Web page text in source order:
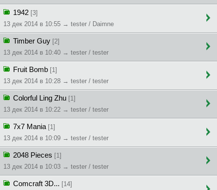
1942 [3]
13 дек 2014 в 10:55 → tester / Daimne
Timber Guy [2]
13 дек 2014 в 10:40 → tester / tester
Fruit Bomb [1]
13 дек 2014 в 10:28 → tester / tester
Colorful Ling Zhu [1]
13 дек 2014 в 10:22 → tester / tester
7x7 Mania [1]
13 дек 2014 в 10:09 → tester / tester
2048 Pieces [1]
13 дек 2014 в 10:03 → tester / tester
Comcraft 3D... [14]